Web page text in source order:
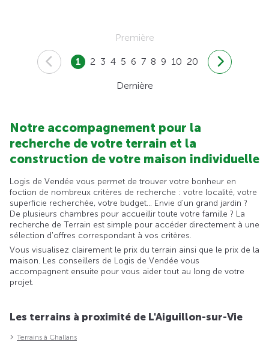
Première
1 2 3 4 5 6 7 8 9 10 20
Dernière
Notre accompagnement pour la
recherche de votre terrain et la
construction de votre maison individuelle
Logis de Vendée vous permet de trouver votre bonheur en
foction de nombreux critères de recherche : votre localité, votre
superficie recherchée, votre budget... Envie d'un grand jardin ?
De plusieurs chambres pour accueillir toute votre famille ? La
recherche de Terrain est simple pour accéder directement à une
sélection d'offres correspondant à vos critères.
Vous visualisez clairement le prix du terrain ainsi que le prix de la
maison. Les conseillers de Logis de Vendée vous
accompagnent ensuite pour vous aider tout au long de votre
projet.
Les terrains à proximité de L'Aiguillon-sur-Vie
Terrains à Challans